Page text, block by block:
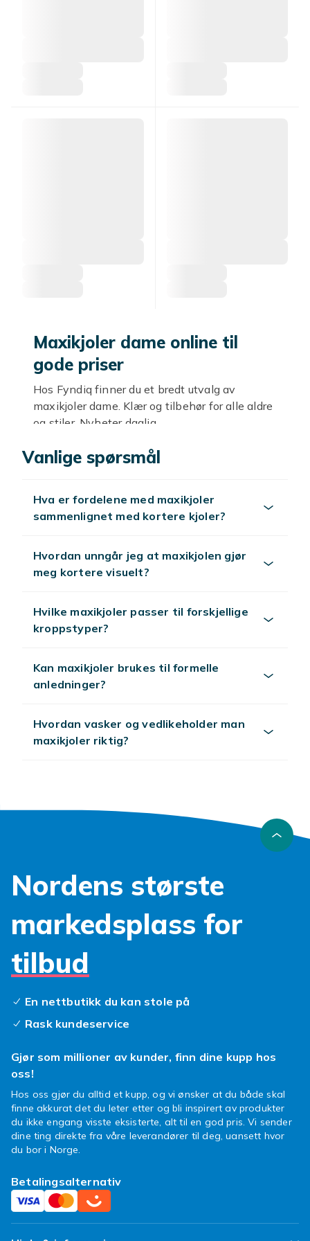
Maxikjoler dame online til
gode priser
Hos Fyndiq finner du et bredt utvalg av
maxikjoler dame. Klær og tilbehør for alle aldre
og stiler. Nyheter daglig.
Stil og kvalitet
etter stil og budsjett.
Utforsk mer
Vanlige spørsmål
Hva er fordelene med maxikjoler
sammenlignet med kortere kjoler?
Hvordan unngår jeg at maxikjolen gjør
meg kortere visuelt?
Hvilke maxikjoler passer til forskjellige
kroppstyper?
Kan maxikjoler brukes til formelle
anledninger?
Hvordan vasker og vedlikeholder man
maxikjoler riktig?
Nordens største
markedsplass for
tilbud
En nettbutikk du kan stole på
Rask kundeservice
Gjør som millioner av kunder, finn dine kupp hos
oss!
Hos oss gjør du alltid et kupp, og vi ønsker at du både skal
finne akkurat det du leter etter og bli inspirert av produkter
du ikke engang visste eksisterte, alt til en god pris. Vi sender
dine ting direkte fra våre leverandører til deg, uansett hvor
du bor i Norge.
Betalingsalternativ